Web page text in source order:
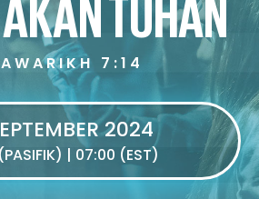
7:14
2024
| 07:00 (EST)